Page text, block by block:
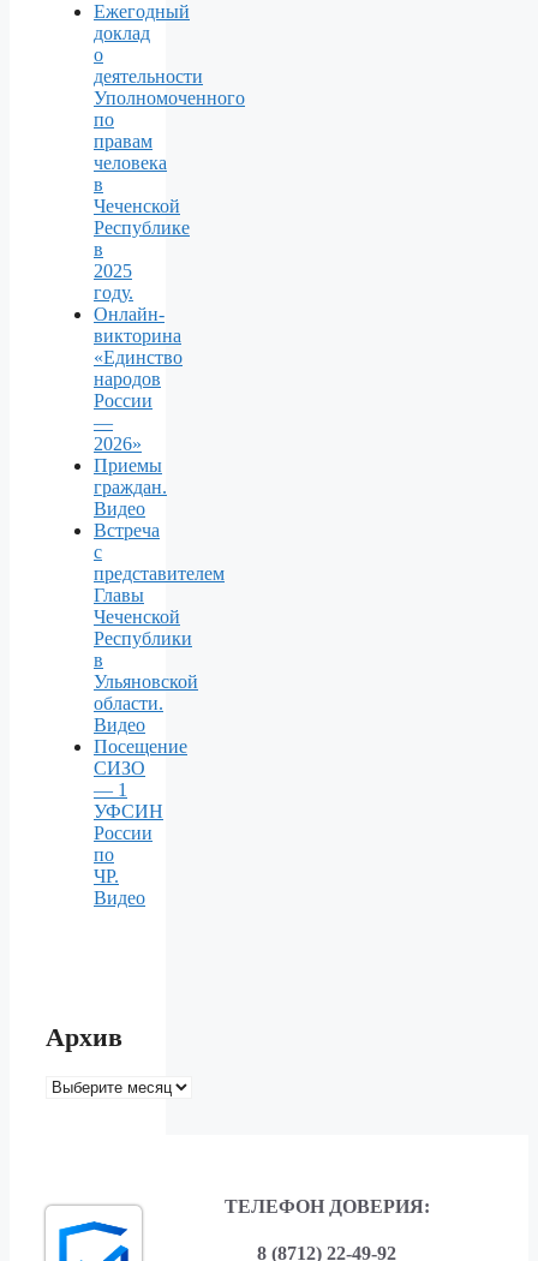
Ежегодный
доклад
о
деятельности
Уполномоченного
по
правам
человека
в
Чеченской
Республике
в
2025
году.
Онлайн-
викторина
«Единство
народов
России
—
2026»
Приемы
граждан.
Видео
Встреча
с
представителем
Главы
Чеченской
Республики
в
Ульяновской
области.
Видео
Посещение
СИЗО
— 1
УФСИН
России
по
ЧР.
Видео
Архив
Архив
ТЕЛЕФОН ДОВЕРИЯ:
8 (8712) 22-49-92